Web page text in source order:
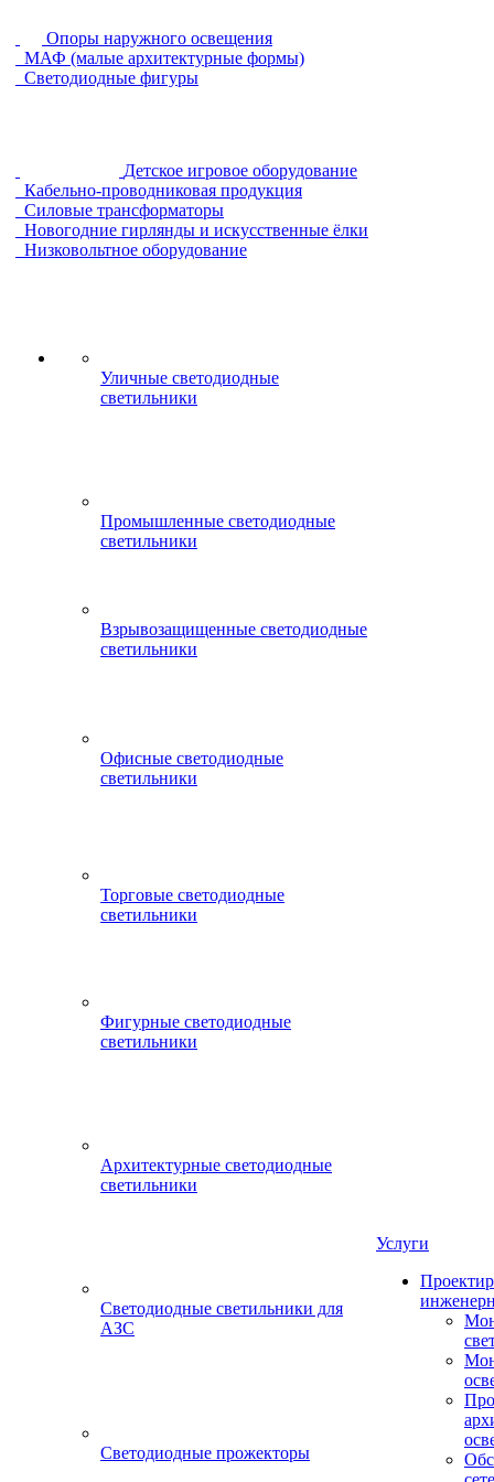
Опоры наружного освещения
МАФ (малые архитектурные формы)
Светодиодные фигуры
Детское игровое оборудование
Кабельно-проводниковая продукция
Силовые трансформаторы
Новогодние гирлянды и искусственные ёлки
Низковольтное оборудование
Уличные светодиодные
светильники
Промышленные светодиодные
светильники
Взрывозащищенные светодиодные
светильники
Офисные светодиодные
светильники
Торговые светодиодные
светильники
Фигурные светодиодные
светильники
Архитектурные светодиодные
светильники
Светодиодные светильники для
АЗС
Светодиодные прожекторы
Услуги